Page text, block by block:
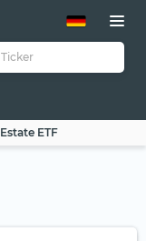
ETF